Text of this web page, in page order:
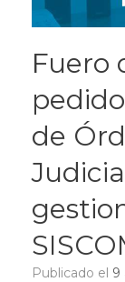
Fuero
de
Publicado el 9